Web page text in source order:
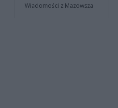
Wiadomości z Mazowsza